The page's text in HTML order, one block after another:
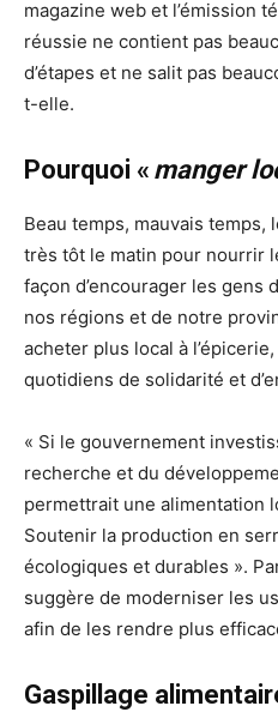
magazine web et l’émission
réussie ne contient pas
d’étapes et ne salit pas
t-elle.
Pourquoi « manger
Beau temps, mauvais
très tôt le matin pour nourrir
façon d’encourager les gens
nos régions et de notre
acheter plus local à
quotidiens de solidarité et
« Si le gouvernement
recherche et du
permettrait une alimentation
Soutenir la production en
écologiques et durables ».
suggère de moderniser les
afin de les rendre plus
Gaspillage